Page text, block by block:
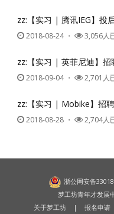
zz:【实习 | 腾讯IEG】投
2018-08-24・ 3,056人
zz:【实习 | 英菲尼迪】招
2018-09-04・ 2,701人
zz:【实习 | Mobike】招
2018-08-28 ・ 2,704人
浙公网安备
梦工坊青年才发展
关于梦工坊 | 报名申请